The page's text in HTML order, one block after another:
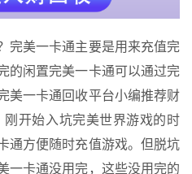
完美一卡通主要是用来充值完
的闲置完美一卡通可以通过完
美一卡通回收平台小编推荐财
刚开始入坑完美世界游戏的时
通方便随时充值游戏。但脱坑
一卡通没用完，这些没用完的